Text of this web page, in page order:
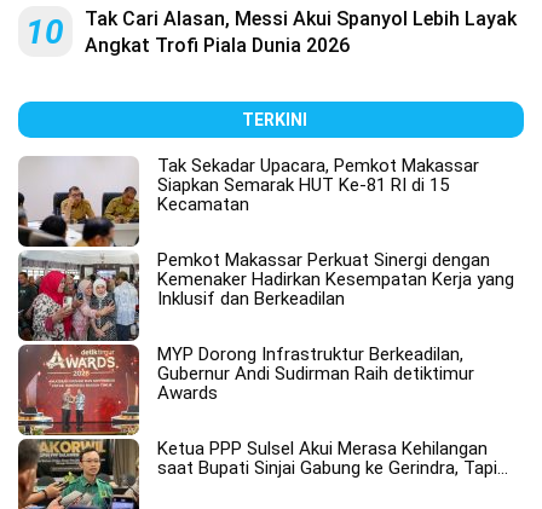
10
Tak Cari Alasan, Messi Akui Spanyol Lebih Layak
Angkat Trofi Piala Dunia 2026
TERKINI
Tak Sekadar Upacara, Pemkot Makassar
Siapkan Semarak HUT Ke-81 RI di 15
Kecamatan
Pemkot Makassar Perkuat Sinergi dengan
Kemenaker Hadirkan Kesempatan Kerja yang
Inklusif dan Berkeadilan
MYP Dorong Infrastruktur Berkeadilan,
Gubernur Andi Sudirman Raih detiktimur
Awards
Ketua PPP Sulsel Akui Merasa Kehilangan
saat Bupati Sinjai Gabung ke Gerindra, Tapi…